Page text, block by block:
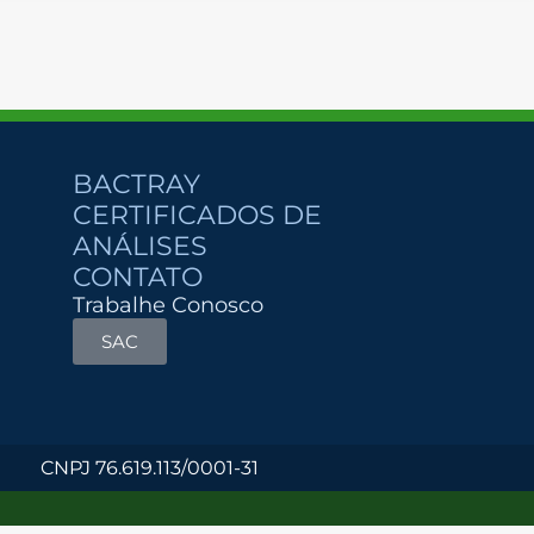
BACTRAY
CERTIFICADOS DE
ANÁLISES
CONTATO
Trabalhe Conosco
SAC
CNPJ 76.619.113/0001-31